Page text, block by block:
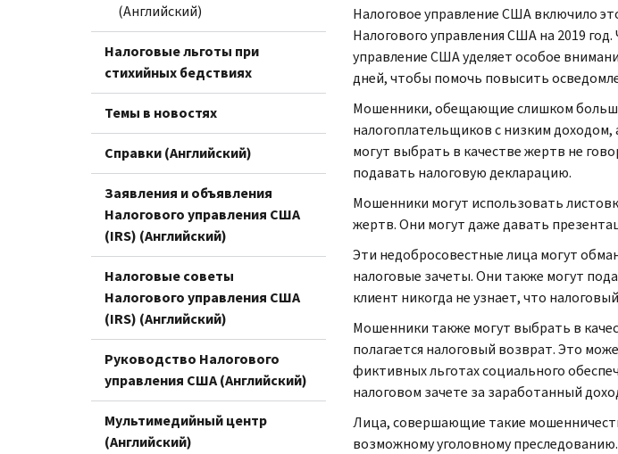
(Английский)
Налоговые льготы при
стихийных бедствиях
Темы в новостях
Справки (Английский)
Заявления и объявления
Налогового управления США
(IRS) (Английский)
Налоговые советы
Налогового управления США
(IRS) (Английский)
Руководство Налогового
управления США (Английский)
Мультимедийный центр
(Английский)
Налоговое управление США включило
Налогового управления США на 2019
управление США уделяет особое
дней, чтобы помочь повысить
Мошенники, обещающие слишком
налогоплательщиков с низким
могут выбрать в качестве жертв не
подавать налоговую декларацию.
Мошенники могут использовать
жертв. Они могут даже давать
Эти недобросовестные лица могут
налоговые зачеты. Они также могут
клиент никогда не узнает, что
Мошенники также могут выбрать в
полагается налоговый возврат. Это
фиктивных льготах социального
налоговом зачете за заработанный
Лица, совершающие такие
возможному уголовному